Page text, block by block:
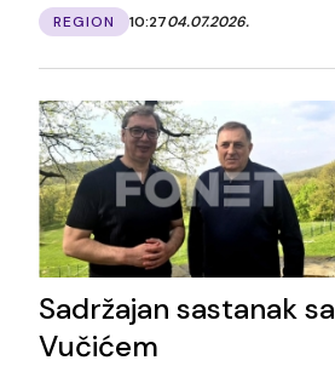
REGION 10:2704.07.2026.
Sadržajan sastanak sa
Vučićem